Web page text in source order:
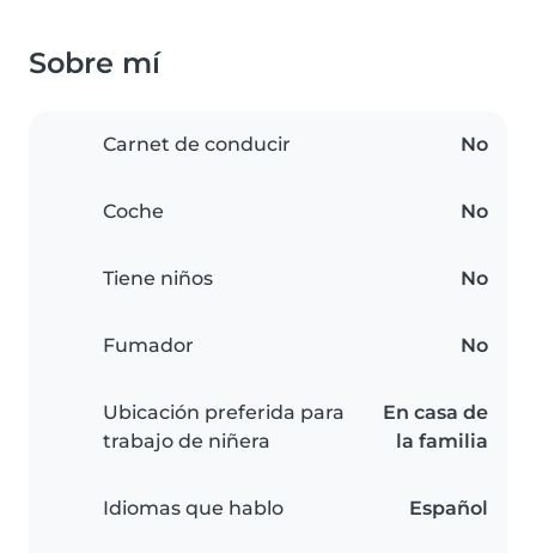
Sobre mí
Carnet de conducir No
Coche No
Tiene niños No
Fumador No
Ubicación preferida para
trabajo de niñera
En casa de
la familia
Idiomas que hablo Español